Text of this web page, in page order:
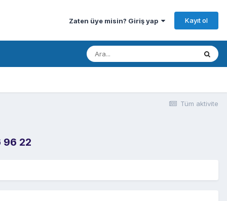
Zaten üye misin? Giriş yap Kayıt ol
Tüm aktivite
96 22